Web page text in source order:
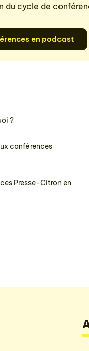
du cycle de
en podcast
?
conférences
Presse-Citron en